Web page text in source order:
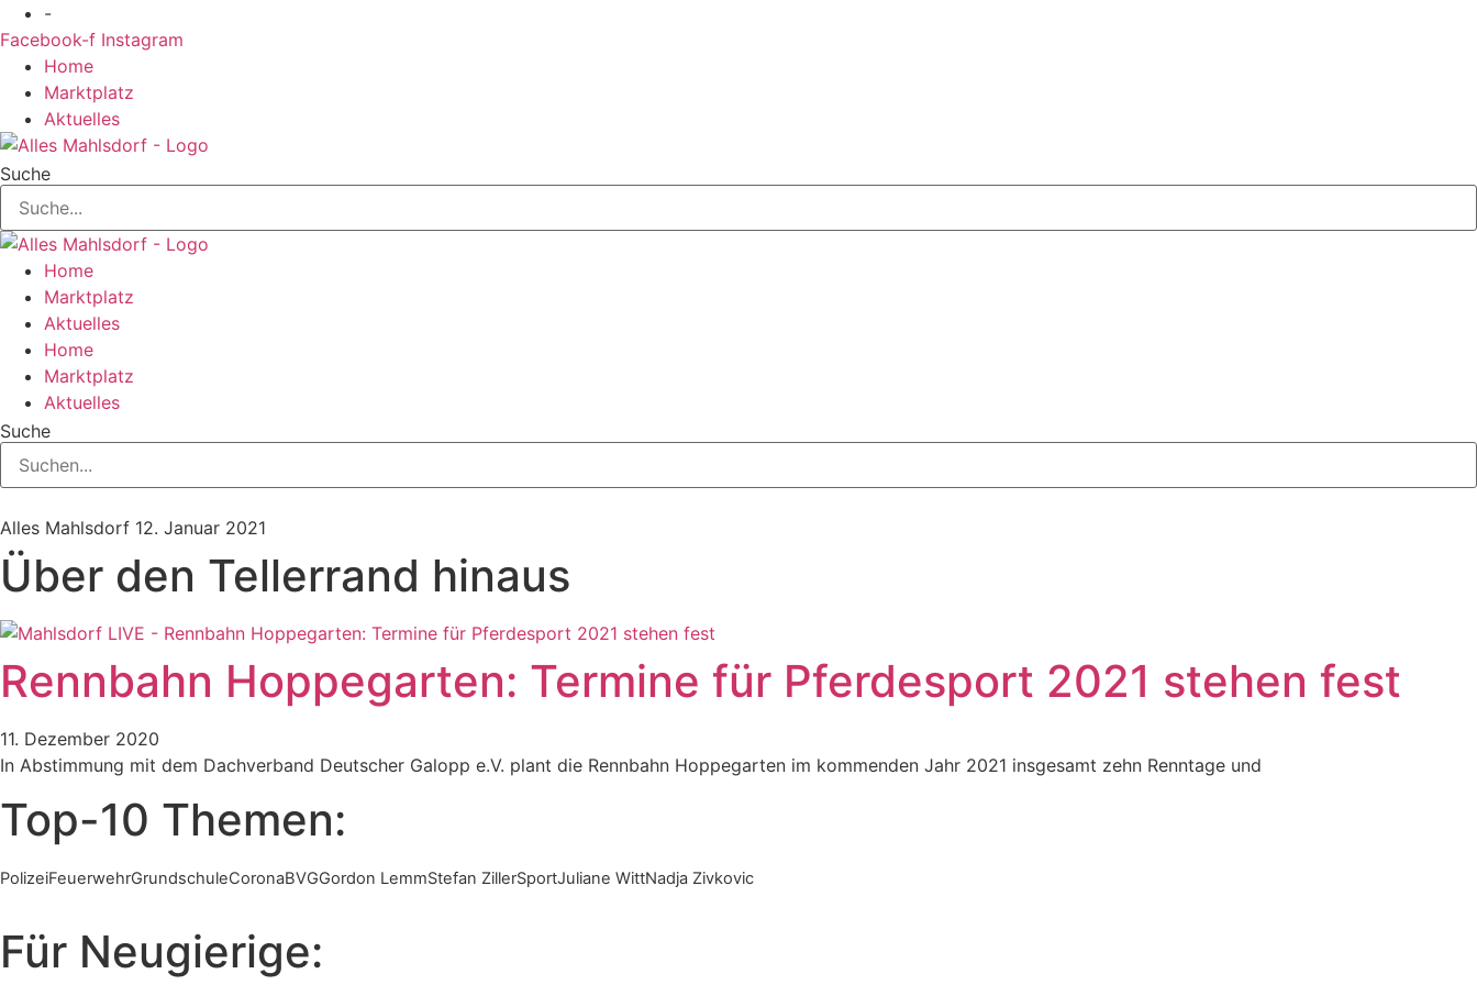
Zum
Inhalt
springen
-
Facebook-f Instagram
Home
Marktplatz
Aktuelles
Suche
Home
Marktplatz
Aktuelles
Home
Marktplatz
Aktuelles
Suche
Alles Mahlsdorf 12. Januar 2021
Über den Tellerrand hinaus
Rennbahn Hoppegarten: Termine für Pferdesport 2021 stehen fest
11. Dezember 2020
In Abstimmung mit dem Dachverband Deutscher Galopp e.V. plant die Rennbahn Hoppegarten im kommenden Jahr 2021 insgesamt zehn Renntage und
Top-10 Themen:
PolizeiFeuerwehrGrundschuleCoronaBVGGordon LemmStefan ZillerSportJuliane WittNadja Zivkovic
Für Neugierige: